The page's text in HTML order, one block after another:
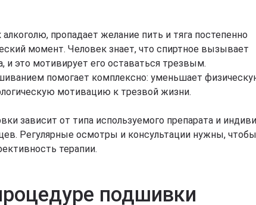
пропадает желание пить и тяга постепенно
момент. Человек знает, что спиртное вызывает
и это мотивирует его оставаться трезвым.
помогает комплексно: уменьшает
мотивацию к трезвой жизни.
зависит от типа используемого препарата и
Регулярные осмотры и консультации нужны,
терапии.
подшивки